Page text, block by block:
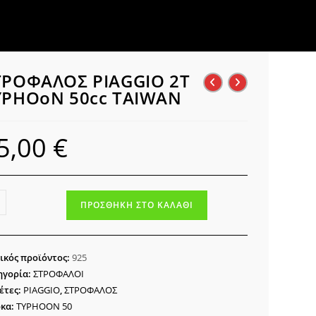
PIAGGIO 2T
50cc ΤΑΙWAN
€
ΠΡΟΣΘΉΚΗ ΣΤΟ ΚΑΛΆΘΙ
προϊόντος:925
ΣΤΡΟΦΑΛΟΙ
PIAGGIO,ΣΤΡΟΦΑΛΟΣ
TYPHOON 50